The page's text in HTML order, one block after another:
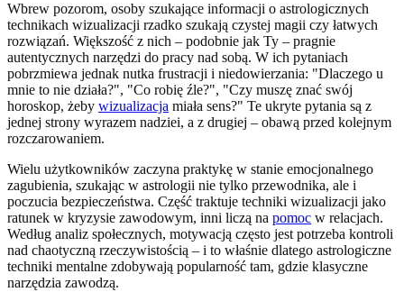
Wbrew pozorom, osoby szukające informacji o astrologicznych
technikach wizualizacji rzadko szukają czystej magii czy łatwych
rozwiązań. Większość z nich – podobnie jak Ty – pragnie
autentycznych narzędzi do pracy nad sobą. W ich pytaniach
pobrzmiewa jednak nutka frustracji i niedowierzania: "Dlaczego u
mnie to nie działa?", "Co robię źle?", "Czy muszę znać swój
horoskop, żeby wizualizacja miała sens?" Te ukryte pytania są z
jednej strony wyrazem nadziei, a z drugiej – obawą przed kolejnym
rozczarowaniem.
Wielu użytkowników zaczyna praktykę w stanie emocjonalnego
zagubienia, szukając w astrologii nie tylko przewodnika, ale i
poczucia bezpieczeństwa. Część traktuje techniki wizualizacji jako
ratunek w kryzysie zawodowym, inni liczą na pomoc w relacjach.
Według analiz społecznych, motywacją często jest potrzeba kontroli
nad chaotyczną rzeczywistością – i to właśnie dlatego astrologiczne
techniki mentalne zdobywają popularność tam, gdzie klasyczne
narzędzia zawodzą.